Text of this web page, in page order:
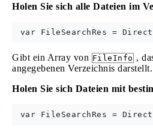
Holen Sie sich alle Dateien im
Gibt ein Array von FileInfo ,
angegebenen Verzeichnis darstellt.
Holen Sie sich Dateien mit